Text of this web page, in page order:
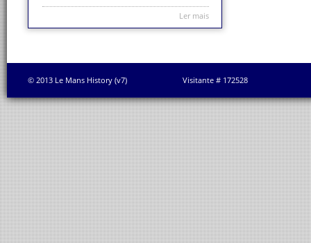
Ler mais
© 2013 Le Mans History (v7) Visitante # 172528